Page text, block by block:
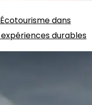
Écotourisme dans
expériences durables